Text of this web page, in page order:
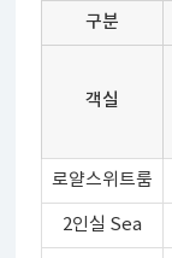
구분
객실
로얄스위트룸
2인실 Sea